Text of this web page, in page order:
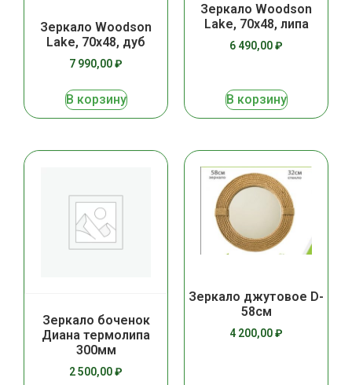
Зеркало Woodson
Lake, 70х48, дуб
7 990,00₽
В корзину
Зеркало Woodson
Lake, 70х48, липа
6 490,00₽
В корзину
Зеркало боченок
Диана термолипа
300мм
2 500,00₽
Зеркало джутовое D-
58см
4 200,00₽